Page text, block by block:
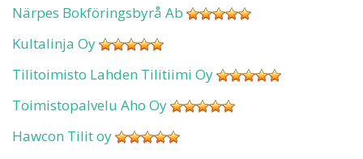
Närpes Bokföringsbyrå Ab
Kultalinja Oy
Tilitoimisto Lahden Tilitiimi Oy
Toimistopalvelu Aho Oy
Hawcon Tilit oy